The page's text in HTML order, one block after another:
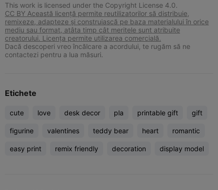
This work is licensed under the Copyright License 4.0.
CC BY Această licență permite reutilizatorilor să distribuie,
remixeze, adapteze și construiască pe baza materialului în orice
mediu sau format, atâta timp cât meritele sunt atribuite
creatorului. Licența permite utilizarea comercială.
Dacă descoperi vreo încălcare a acordului, te rugăm să ne
contactezi pentru a lua măsuri.
Etichete
cute love desk decor pla printable gift gift
figurine valentines teddy bear heart romantic
easy print remix friendly decoration display model